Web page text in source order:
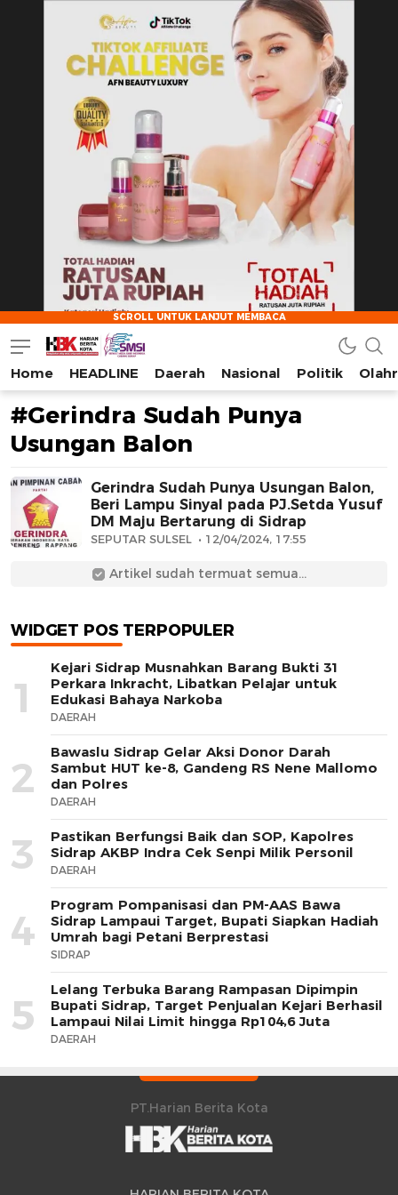
HarianBeritaKota
Mengabarkan Setiap Detil, Sudut, dan Cerita Kota
Home HEADLINE Daerah Nasional Politik
#Gerindra Sudah Punya
Usungan Balon
Gerindra Sudah Punya Usungan Balon,
Beri Lampu Sinyal pada PJ.Setda Yusuf
DM Maju Bertarung di Sidrap
SEPUTAR SULSEL 12/04/2024, 17:55
Artikel sudah termuat semua...
WIDGET POS TERPOPULER
1
Kejari Sidrap Musnahkan Barang Bukti 31
Perkara Inkracht, Libatkan Pelajar untuk
Edukasi Bahaya Narkoba
DAERAH
2
Bawaslu Sidrap Gelar Aksi Donor Darah
Sambut HUT ke-8, Gandeng RS Nene Mallomo
dan Polres
DAERAH
3
Pastikan Berfungsi Baik dan SOP, Kapolres
Sidrap AKBP Indra Cek Senpi Milik Personil
DAERAH
4
Program Pompanisasi dan PM-AAS Bawa
Sidrap Lampaui Target, Bupati Siapkan Hadiah
Umrah bagi Petani Berprestasi
SIDRAP
5
Lelang Terbuka Barang Rampasan Dipimpin
Bupati Sidrap, Target Penjualan Kejari Berhasil
Lampaui Nilai Limit hingga Rp104,6 Juta
DAERAH
PT.Harian Berita Kota